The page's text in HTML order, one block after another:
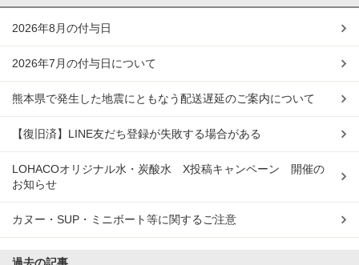
2026年8月の付与日
2026年7月の付与日について
熊本県で発生した地震にともなう配送遅延のご案内について
【復旧済】LINE友だち登録が失敗する場合がある
LOHACOオリジナル水・炭酸水 X投稿キャンペーン 開催の
お知らせ
カヌー・SUP・ミニボート等に関するご注意